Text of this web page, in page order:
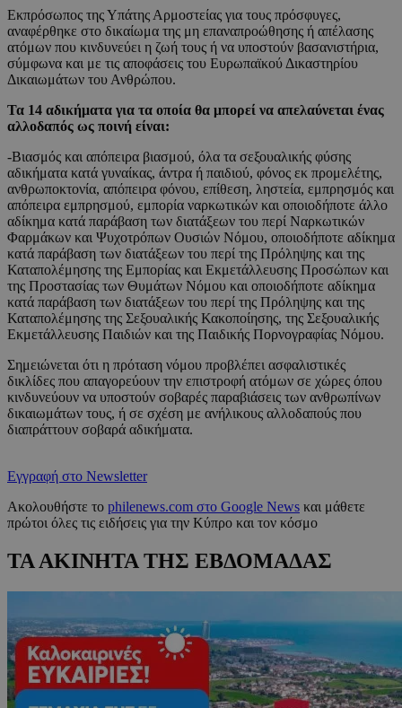
Εκπρόσωπος της Υπάτης Αρμοστείας για τους πρόσφυγες,
αναφέρθηκε στο δικαίωμα της μη επαναπροώθησης ή απέλασης
ατόμων που κινδυνεύει η ζωή τους ή να υποστούν βασανιστήρια,
σύμφωνα και με τις αποφάσεις του Ευρωπαϊκού Δικαστηρίου
Δικαιωμάτων του Ανθρώπου.
Τα 14 αδικήματα για τα οποία θα μπορεί να απελαύνεται ένας
αλλοδαπός ως ποινή είναι:
-Βιασμός και απόπειρα βιασμού, όλα τα σεξουαλικής φύσης
αδικήματα κατά γυναίκας, άντρα ή παιδιού, φόνος εκ προμελέτης,
ανθρωποκτονία, απόπειρα φόνου, επίθεση, ληστεία, εμπρησμός και
απόπειρα εμπρησμού, εμπορία ναρκωτικών και οποιοδήποτε άλλο
αδίκημα κατά παράβαση των διατάξεων του περί Ναρκωτικών
Φαρμάκων και Ψυχοτρόπων Ουσιών Νόμου, οποιοδήποτε αδίκημα
κατά παράβαση των διατάξεων του περί της Πρόληψης και της
Καταπολέμησης της Εμπορίας και Εκμετάλλευσης Προσώπων και
της Προστασίας των Θυμάτων Νόμου και οποιοδήποτε αδίκημα
κατά παράβαση των διατάξεων του περί της Πρόληψης και της
Καταπολέμησης της Σεξουαλικής Κακοποίησης, της Σεξουαλικής
Εκμετάλλευσης Παιδιών και της Παιδικής Πορνογραφίας Νόμου.
Σημειώνεται ότι η πρόταση νόμου προβλέπει ασφαλιστικές
δικλίδες που απαγορεύουν την επιστροφή ατόμων σε χώρες όπου
κινδυνεύουν να υποστούν σοβαρές παραβιάσεις των ανθρωπίνων
δικαιωμάτων τους, ή σε σχέση με ανήλικους αλλοδαπούς που
διαπράττουν σοβαρά αδικήματα.
Εγγραφή στο Newsletter
Ακολουθήστε το philenews.com στο Google News και μάθετε
πρώτοι όλες τις ειδήσεις για την Κύπρο και τον κόσμο
ΤΑ ΑΚΙΝΗΤΑ ΤΗΣ ΕΒΔΟΜΑΔΑΣ